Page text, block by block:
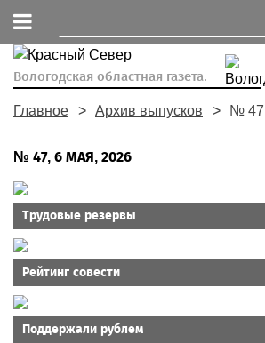
Вологодская областная газета.
Главное Архив выпусков №
№ 47, 6 МАЯ, 2026
Трудовые резервы
Рейтинг совести
Поддержали рублем